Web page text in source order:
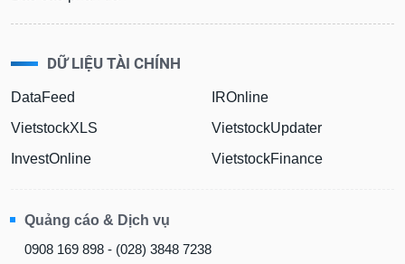
DỮ LIỆU TÀI CHÍNH
DataFeed
VietstockXLS
InvestOnline
IROnline
VietstockUpdater
VietstockFinance
Quảng cáo & Dịch vụ
0908 169 898 - (028) 3848 7238
tài